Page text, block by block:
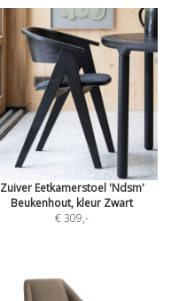
Zuiver Eetkamerstoel 'Ndsm'
Beukenhout, kleur Zwart
€ 309,-